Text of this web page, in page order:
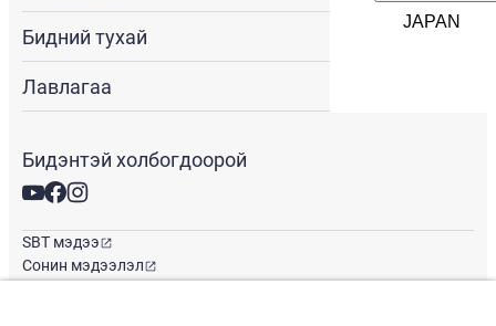
Бидний тухай
Лавлагаа
Бидэнтэй холбогдоорой
SBT мэдээ
Сонин мэдээлэл